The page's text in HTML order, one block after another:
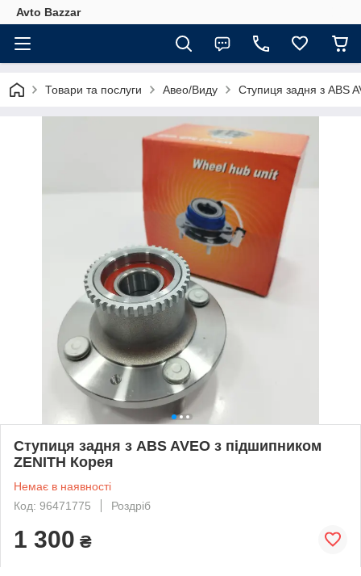
Avto Bazzar
Товари та послуги Авео/Виду Ступиця задня з ABS
Ступиця задня з ABS AVEO з підшипником
ZENITH Корея
Немає в наявності
Код: 96471775
Роздріб
1 300 ₴